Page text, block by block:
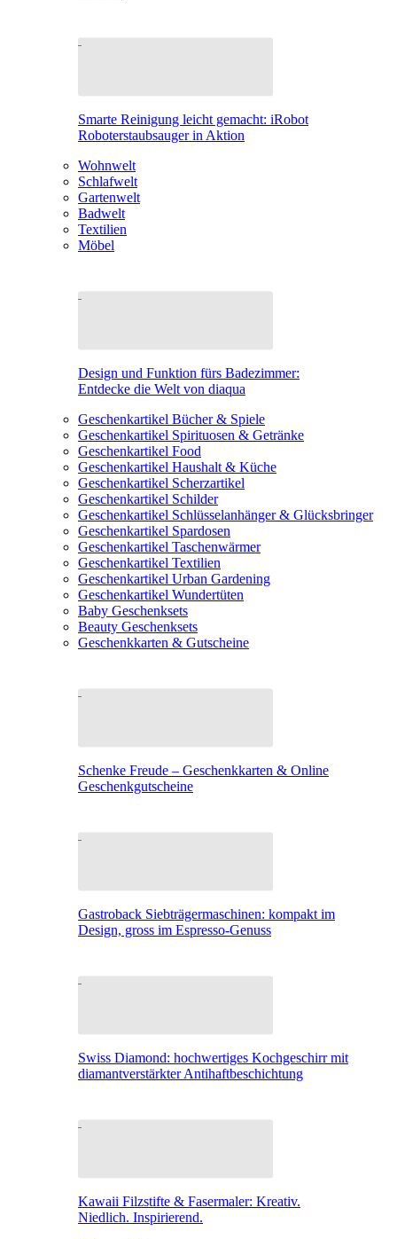
Smarte Reinigung leicht gemacht: iRobot
Roboterstaubsauger in Aktion
Wohnwelt
Schlafwelt
Gartenwelt
Badwelt
Textilien
Möbel
Design und Funktion fürs Badezimmer:
Entdecke die Welt von diaqua
Geschenkartikel Bücher & Spiele
Geschenkartikel Spirituosen & Getränke
Geschenkartikel Food
Geschenkartikel Haushalt & Küche
Geschenkartikel Scherzartikel
Geschenkartikel Schilder
Geschenkartikel Schlüsselanhänger & Glücksbringer
Geschenkartikel Spardosen
Geschenkartikel Taschenwärmer
Geschenkartikel Textilien
Geschenkartikel Urban Gardening
Geschenkartikel Wundertüten
Baby Geschenksets
Beauty Geschenksets
Geschenkkarten & Gutscheine
Schenke Freude – Geschenkkarten & Online
Geschenkgutscheine
Gastroback Siebträgermaschinen: kompakt im
Design, gross im Espresso-Genuss
Swiss Diamond: hochwertiges Kochgeschirr mit
diamantverstärkter Antihaftbeschichtung
Kawaii Filzstifte & Fasermaler: Kreativ.
Niedlich. Inspirierend.